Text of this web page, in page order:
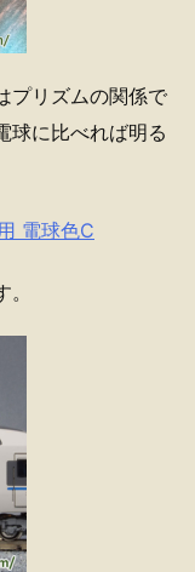
プリズムの関係で
球に比べれば明る
電球色C